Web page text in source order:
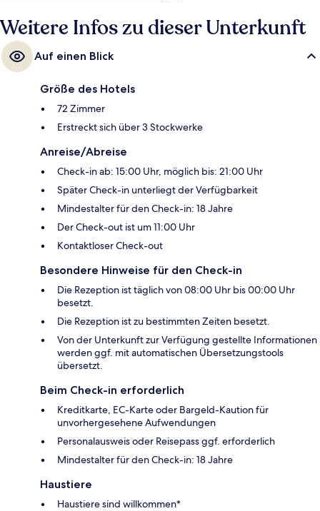
Weitere Infos zu dieser Unterkunft
Auf einen Blick
Größe des Hotels
72 Zimmer
Erstreckt sich über 3 Stockwerke
Anreise/Abreise
Check-in ab: 15:00 Uhr, möglich bis: 21:00 Uhr
Später Check-in unterliegt der Verfügbarkeit
Mindestalter für den Check-in: 18 Jahre
Der Check-out ist um 11:00 Uhr
Kontaktloser Check-out
Besondere Hinweise für den Check-in
Die Rezeption ist täglich von 08:00 Uhr bis 00:00 Uhr
besetzt.
Die Rezeption ist zu bestimmten Zeiten besetzt.
Von der Unterkunft zur Verfügung gestellte Informationen
werden ggf. mit automatischen Übersetzungstools
übersetzt.
Beim Check-in erforderlich
Kreditkarte, EC-Karte oder Bargeld-Kaution für
unvorhergesehene Aufwendungen
Personalausweis oder Reisepass ggf. erforderlich
Mindestalter für den Check-in: 18 Jahre
Haustiere
Haustiere sind willkommen*